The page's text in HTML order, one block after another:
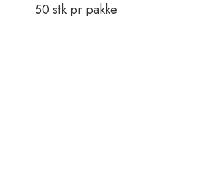
50 stk pr pakke